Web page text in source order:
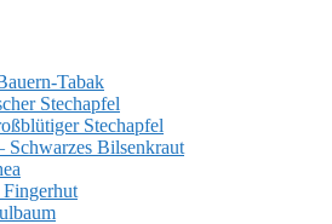
Tabak
Stechapfel
Stechapfel
Schwarzes Bilsenkraut